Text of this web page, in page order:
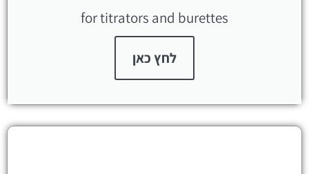
for titrators and burettes
לחץ כאן